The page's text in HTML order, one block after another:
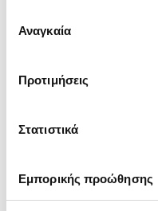
Αναγκαία
Προτιμήσεις
Στατιστικά
Εμπορικής προώθησης
Τηλέφωνο
Εισάγετε 10ψήφιο